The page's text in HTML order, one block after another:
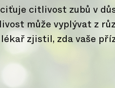
citlivost zubů v
může vyplývat z
zjistil, zda vaše